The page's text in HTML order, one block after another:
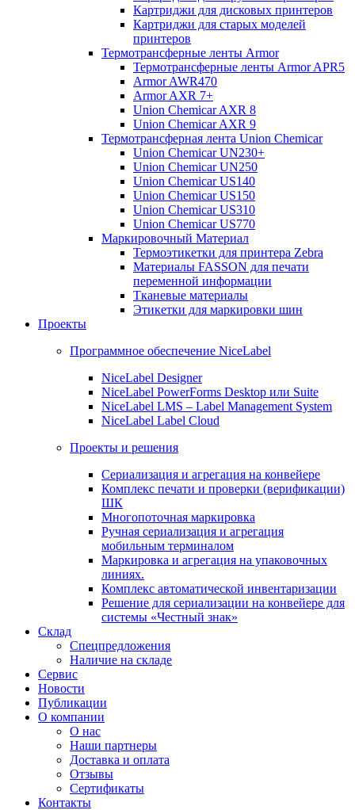
Картриджи для дисковых принтеров
Картриджи для старых моделей
принтеров
Термотрансферные ленты Armor
Термотрансферные ленты Armor APR5
Armor AWR470
Armor AXR 7+
Union Chemicar AXR 8
Union Chemicar AXR 9
Термотрансферная лента Union Chemicar
Union Chemicar UN230+
Union Chemicar UN250
Union Chemicar US140
Union Chemicar US150
Union Chemicar US310
Union Chemicar US770
Маркировочный Материал
Термоэтикетки для принтера Zebra
Материалы FASSON для печати
переменной информации
Тканевые материалы
Этикетки для маркировки шин
Проекты
Программное обеспечение NiceLabel
NiceLabel Designer
NiceLabel PowerForms Desktop или Suite
NiceLabel LMS – Label Management System
NiceLabel Label Cloud
Проекты и решения
Сериализация и агрегация на конвейере
Комплекс печати и проверки (верификации)
ШК
Многопоточная маркировка
Ручная сериализация и агрегация
мобильным терминалом
Маркировка и агрегация на упаковочных
линиях.
Комплекс автоматической инвентаризации
Решение для сериализации на конвейере для
системы «Честный знак»
Склад
Спецпредложения
Наличие на складе
Сервис
Новости
Публикации
О компании
О нас
Наши партнеры
Доставка и оплата
Отзывы
Сертификаты
Контакты